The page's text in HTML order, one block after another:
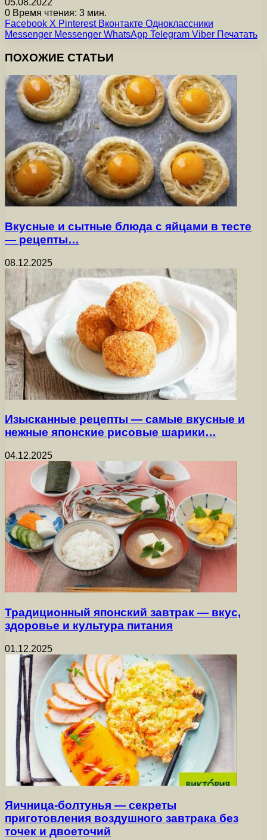
0 Время чтения: 3 мин.
Facebook X Pinterest Вконтакте Одноклассники
Messenger Messenger WhatsApp Telegram Viber Печатать
ПОХОЖИЕ СТАТЬИ
Вкусные и сытные блюда с яйцами в тесте
— рецепты…
08.12.2025
Изысканные рецепты — самые вкусные и
нежные японские рисовые шарики…
04.12.2025
Традиционный японский завтрак — вкус,
здоровье и культура питания
01.12.2025
Яичница-болтунья — секреты
приготовления воздушного завтрака без
точек и двоеточий